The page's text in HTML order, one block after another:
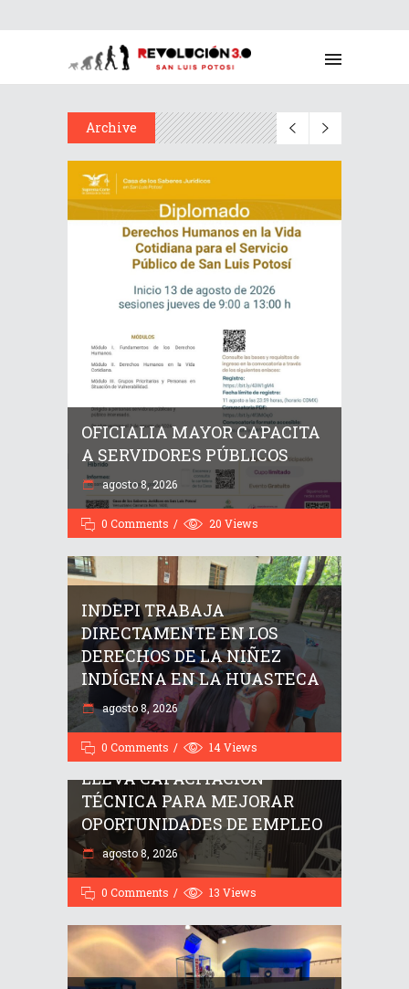
Archive
OFICIALIA MAYOR CAPACITA
A SERVIDORES PÚBLICOS
agosto 8, 2026
0 Comments 20 Views
INDEPI TRABAJA
DIRECTAMENTE EN LOS
DERECHOS DE LA NIÑEZ
INDÍGENA EN LA HUASTECA
agosto 8, 2026
0 Comments 14Views
GOBIERNO DEL ESTADO
LLEVA CAPACITACIÓN
TÉCNICA PARA MEJORAR
OPORTUNIDADES DE EMPLEO
agosto 8, 2026
0 Comments 13 Views